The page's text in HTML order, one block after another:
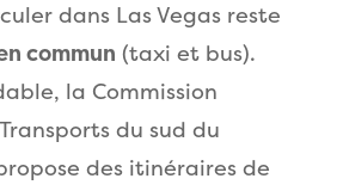
dans Las Vegas reste
commun (taxi et bus).
la Commission
du sud du
des itinéraires de